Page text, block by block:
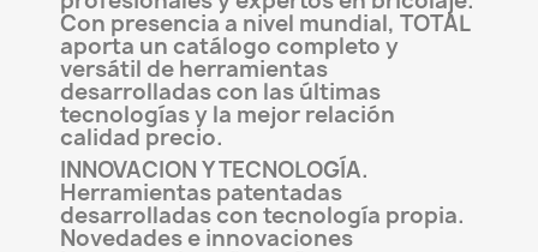
Con presencia a nivel mundial, TOTAL
aporta un catálogo completo y
versátil de herramientas
desarrolladas con las últimas
tecnologías y la mejor relación
calidad precio.
INNOVACION Y TECNOLOGÍA.
Herramientas patentadas
desarrolladas con tecnología propia.
Novedades e innovaciones